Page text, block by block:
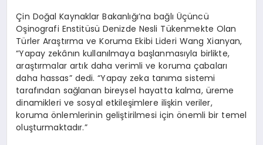
Çin Doğal Kaynaklar Bakanlığı’na bağlı Üçüncü
Oşinografi Enstitüsü Denizde Nesli Tükenmekte Olan
Türler Araştırma ve Koruma Ekibi Lideri Wang Xianyan,
“Yapay zekânın kullanılmaya başlanmasıyla birlikte,
araştırmalar artık daha verimli ve koruma çabaları
daha hassas” dedi. “Yapay zeka tanıma sistemi
tarafından sağlanan bireysel hayatta kalma, üreme
dinamikleri ve sosyal etkileşimlere ilişkin veriler,
koruma önlemlerinin geliştirilmesi için önemli bir temel
oluşturmaktadır.”